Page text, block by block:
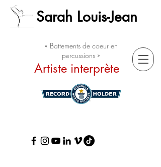
Sarah Louis-Jean
Artiste interprète
« Battements de coeur en
percussions »